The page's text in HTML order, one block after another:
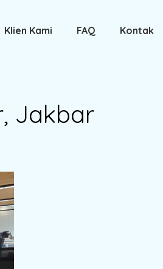
Klien Kami FAQ Kontak
Jakbar